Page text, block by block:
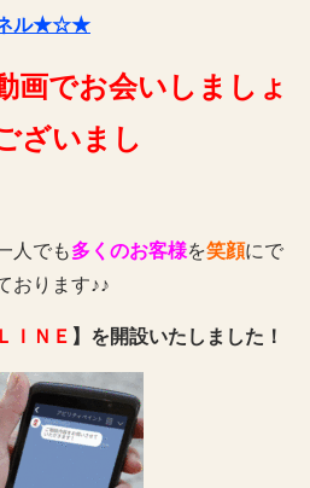
ネル★☆★
画でお会いしましょ
ざいまし
人でも多くのお客様を笑顔にで
おります♪♪
ＩＮＥ 】を開設いたしました！